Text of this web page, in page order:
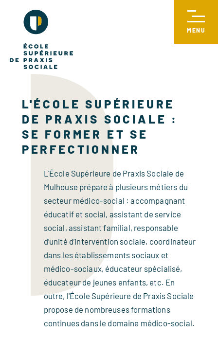
L'ÉCOLE SUPÉRIEURE
DE PRAXIS SOCIALE :
SE FORMER ET SE
PERFECTIONNER
L'École Supérieure de Praxis Sociale de
Mulhouse prépare à plusieurs métiers du
secteur médico-social : accompagnant
éducatif et social, assistant de service
social, assistant familial, responsable
d’unité d’intervention sociale, coordinateur
dans les établissements sociaux et
médico-sociaux, éducateur spécialisé,
éducateur de jeunes enfants, etc. En
outre, l'École Supérieure de Praxis Sociale
propose de nombreuses formations
continues dans le domaine médico-social.